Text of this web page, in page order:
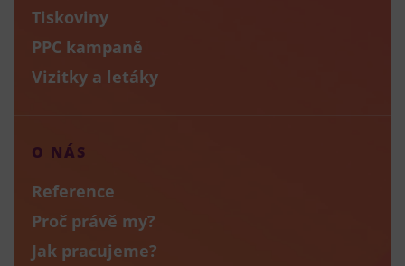
Tiskoviny
PPC kampaně
Vizitky a letáky
O NÁS
Reference
Proč právě my?
Jak pracujeme?